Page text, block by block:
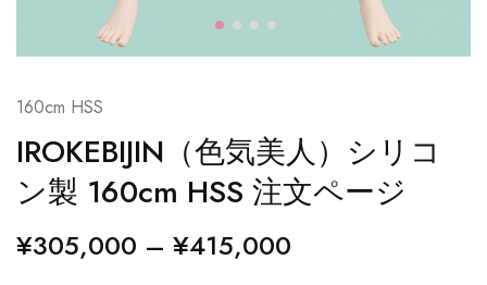
160cm HSS
IROKEBIJIN（色気美人）シリコ
ン製 160cm HSS 注文ページ
¥305,000 – ¥415,000